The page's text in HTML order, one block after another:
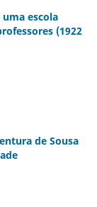
escola
(1922
de Sousa